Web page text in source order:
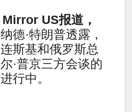
US报道，
德·特朗普透露，
斯基和俄罗斯总
·普京三方会谈的
行中。